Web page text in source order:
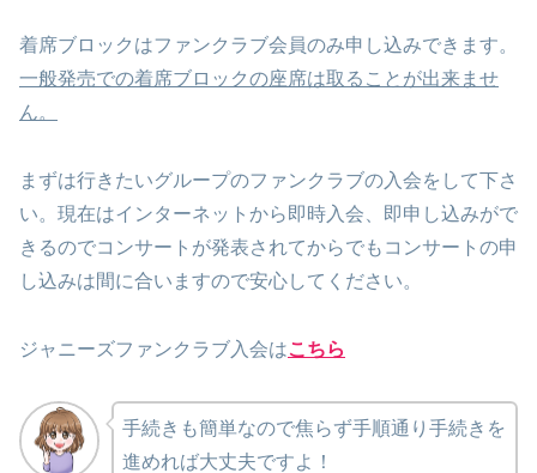
着席ブロックはファンクラブ会員のみ申し込みできます。
一般発売での着席ブロックの座席は取ることが出来ませ
ん。
まずは行きたいグループのファンクラブの入会をして下さ
い。現在はインターネットから即時入会、即申し込みがで
きるのでコンサートが発表されてからでもコンサートの申
し込みは間に合いますので安心してください。
ジャニーズファンクラブ入会はこちら
手続きも簡単なので焦らず手順通り手続きを
進めれば大丈夫ですよ！